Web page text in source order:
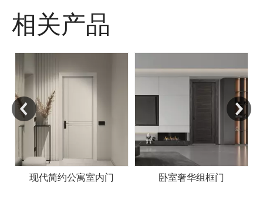
相关产品
现代简约公寓室内门 卧室奢华组框门